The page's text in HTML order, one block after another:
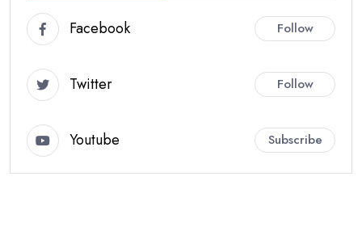
Facebook Follow
Twitter Follow
Youtube Subscribe